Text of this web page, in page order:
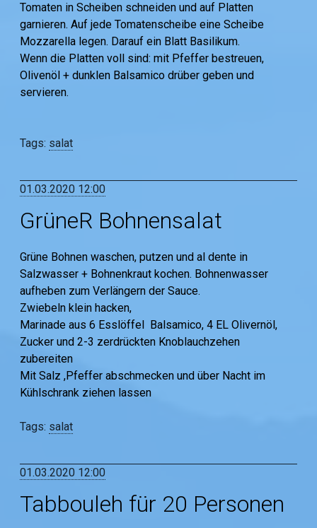
Tomaten in Scheiben schneiden und auf Platten
garnieren. Auf jede Tomatenscheibe eine Scheibe
Mozzarella legen. Darauf ein Blatt Basilikum.
Wenn die Platten voll sind: mit Pfeffer bestreuen,
Olivenöl + dunklen Balsamico drüber geben und
servieren.
Tags: salat
01.03.2020 12:00
GrüneR Bohnensalat
Grüne Bohnen waschen, putzen und al dente in
Salzwasser + Bohnenkraut kochen. Bohnenwasser
aufheben zum Verlängern der Sauce.
Zwiebeln klein hacken,
Marinade aus 6 Esslöffel Balsamico, 4 EL Olivernöl,
Zucker und 2-3 zerdrückten Knoblauchzehen
zubereiten
Mit Salz ,Pfeffer abschmecken und über Nacht im
Kühlschrank ziehen lassen
Tags: salat
01.03.2020 12:00
Tabbouleh für 20 Personen